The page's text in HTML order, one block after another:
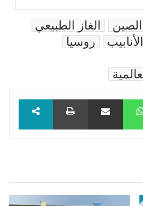
الصين
الغاز الطبيعي
روسيا
WhatsAppمشاركة عبر البريد طباعة